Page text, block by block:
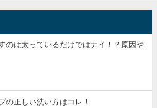
のは太っているだけではナイ！？原因や
の正しい洗い方はコレ！